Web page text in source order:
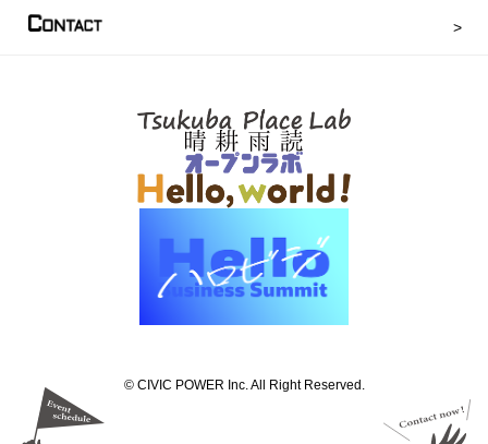
CONTACT
©︎ CIVIC POWER Inc. All Right Reserved.